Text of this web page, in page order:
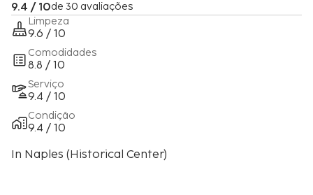
9.4 / 10de 30 avaliações
Limpeza
9.6 / 10
Comodidades
8.8 / 10
Serviço
9.4 / 10
Condição
9.4 / 10
In Naples (Historical Center)